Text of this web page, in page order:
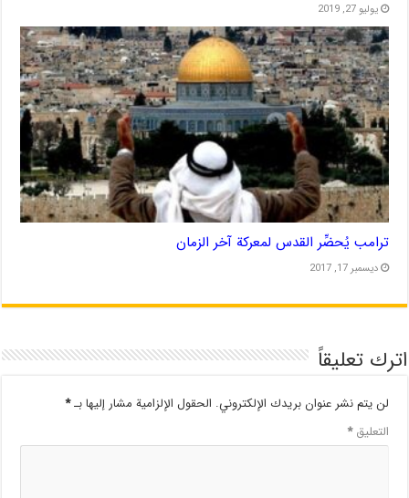
يوليو 27, 2019
ترامب يُحضِّر القدس لمعركة آخر الزمان
ديسمبر 17, 2017
اترك تعليقاً
لن يتم نشر عنوان بريدك الإلكتروني. الحقول الإلزامية مشار إليها بـ*
التعليق*